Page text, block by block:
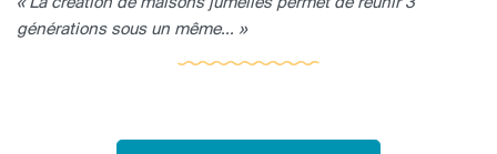
générations sous un même... »